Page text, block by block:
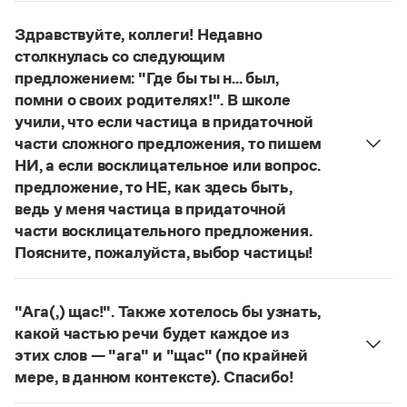
Справочники
Правила русской орфографии и пунктуации
Русский язык. Краткий теоретический курс
для школьников
Справочник по пунктуации
Словарь-справочник трудностей
Справочник по фразеологии
Азбучные истины
Журнал
Управление в русском языке
Словарь методических терминов
Правила русской орфографии и пунктуации
Здравствуйте, коллеги! Недавно
столкнулась со следующим
предложением: "Где бы ты н... был,
помни о своих родителях!". В школе
учили, что если частица в придаточной
части сложного предложения, то пишем
НИ, а если восклицательное или вопрос.
предложение, то НЕ, как здесь быть,
ведь у меня частица в придаточной
части восклицательного предложения.
Поясните, пожалуйста, выбор частицы!
Правильно:Где бы ты ни был, помни о своих
восклицательных предложениях: Где ты только
не был!
"Ага(,) щас!". Также хотелось бы узнать,
какой частью речи будет каждое из
этих слов — "ага" и "щас" (по крайней
мере, в данном контексте). Спасибо!
Ага—частица, которая в данном случае